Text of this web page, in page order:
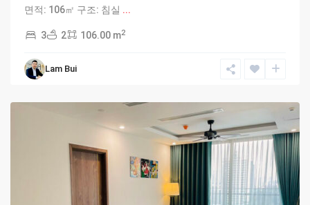
면적: 106㎡ 구조: 침실 ...
3 2 106.00 m2
Lam Bui